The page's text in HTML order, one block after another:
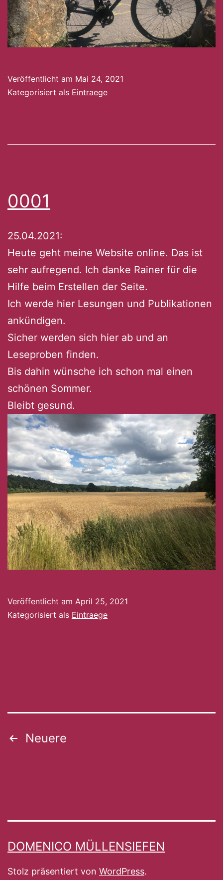
Veröffentlicht am Mai 24, 2021
Kategorisiert als Eintraege
0001
25.04.2021:
Heute geht meine Website online. Das ist
sehr aufregend. Ich danke Rainer für die
Hilfe beim Erstellen der Seite.
Ich werde hier Lesungen und Publikationen
ankündigen.
Sicher werden sich hier ab und an
Leseproben finden.
Bis dahin wünsche ich schon mal einen
schönen Sommer.
Bleibt gesund.
Veröffentlicht am April 25, 2021
Kategorisiert als Eintraege
Beitragsnavigation
Neuere
DOMENICO MÜLLENSIEFEN
Stolz präsentiert von WordPress.